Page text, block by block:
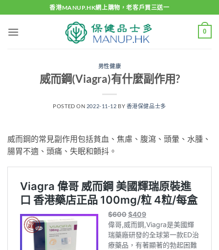
to
content
香港MANUP.HK網上購物，老客戶買三送一
0
男性健康
威而鋼(Viagra)有什麼副作用?
POSTED ON 2022-11-12 BY 香港保健品士多
威而鋼的常見副作用包括貧血、焦慮、腹瀉、頭暈、水腫、
腸胃不適、頭痛、失眠和顫抖。